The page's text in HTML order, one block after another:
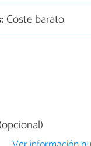
Coste barato